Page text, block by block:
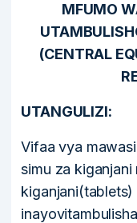
MFUMO
(CENTRAL
UTANGULIZI:
Vifaa vya
simu za
kiganjani(tablets)